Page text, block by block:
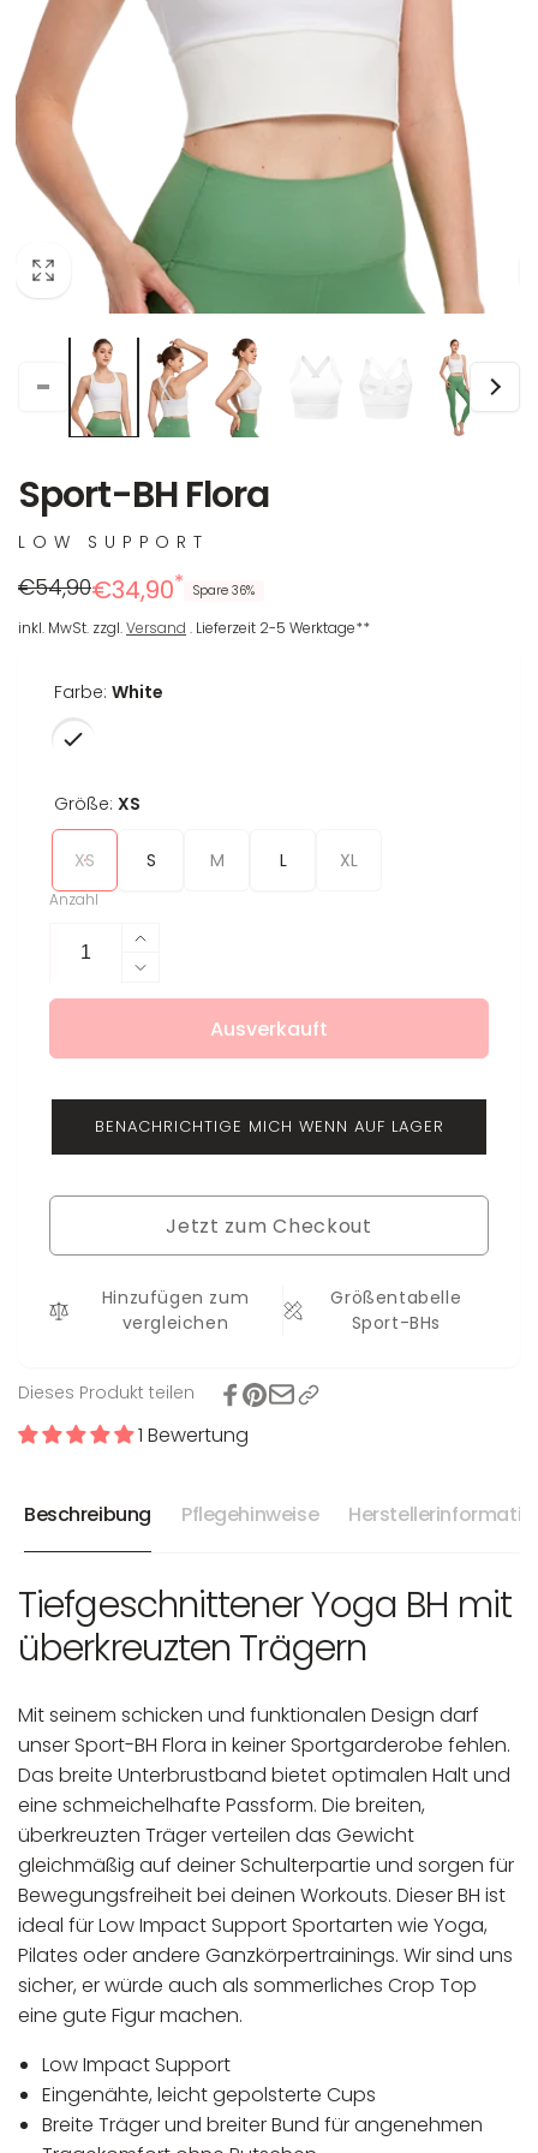
Sport-BH Flora
LOW SUPPORT
Regulärer
Preis
€54,90
Reduzierter
Preis
€34,90* Spare 36%
inkl. MwSt. zzgl.Versand . Lieferzeit 2-5 Werktage**
Farbe: White
Größe: XS
XS S M L XL
Anzahl
Erhöhe
die
Menge
Flora
Verringere
die
für
BH
Flora
Ausverkauft
BENACHRICHTIGE MICH WENN AUF LAGER
Jetzt zum Checkout
Hinzufügen zum
vergleichen
Größentabelle
Sport-BHs
Dieses Produkt teilen
1 Bewertung
Beschreibung Pflegehinweise
Tiefgeschnittener Yoga BH mit
überkreuzten Trägern
Mit seinem schicken und funktionalen Design darf
unser Sport-BH Flora in keiner Sportgarderobe fehlen.
Das breite Unterbrustband bietet optimalen Halt und
eine schmeichelhafte Passform. Die breiten,
überkreuzten Träger verteilen das Gewicht
gleichmäßig auf deiner Schulterpartie und sorgen für
Bewegungsfreiheit bei deinen Workouts. Dieser BH ist
ideal für Low Impact Support Sportarten wie Yoga,
Pilates oder andere Ganzkörpertrainings. Wir sind uns
sicher, er würde auch als sommerliches Crop Top
eine gute Figur machen.
Low Impact Support
Eingenähte, leicht gepolsterte Cups
Breite Träger und breiter Bund für angenehmen